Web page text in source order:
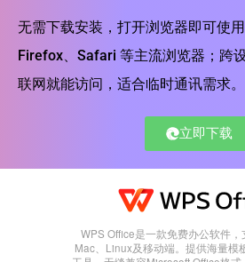
无需下载安装，打开浏览器即可使用
Firefox、Safari 等主流浏览器；跨
联网就能访问，适合临时通讯需求。
立即下载
WPS Office是一款免费办公软件，
Mac、Linux及移动端。提供海量模